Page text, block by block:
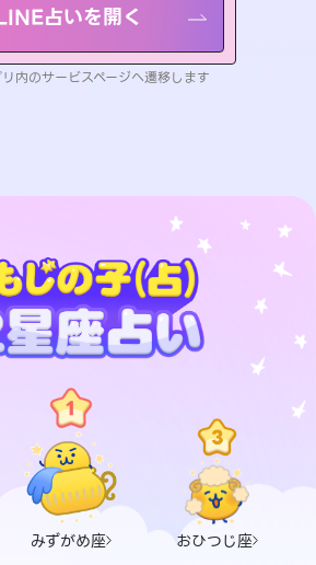
占いを開く
内のサービスページへ遷移します
みずがめ座 おひつじ座